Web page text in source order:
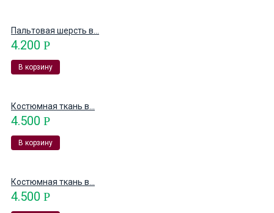
Пальтовая шерсть в...
4.200 Р
В корзину
Костюмная ткань в...
4.500 Р
В корзину
Костюмная ткань в...
4.500 Р